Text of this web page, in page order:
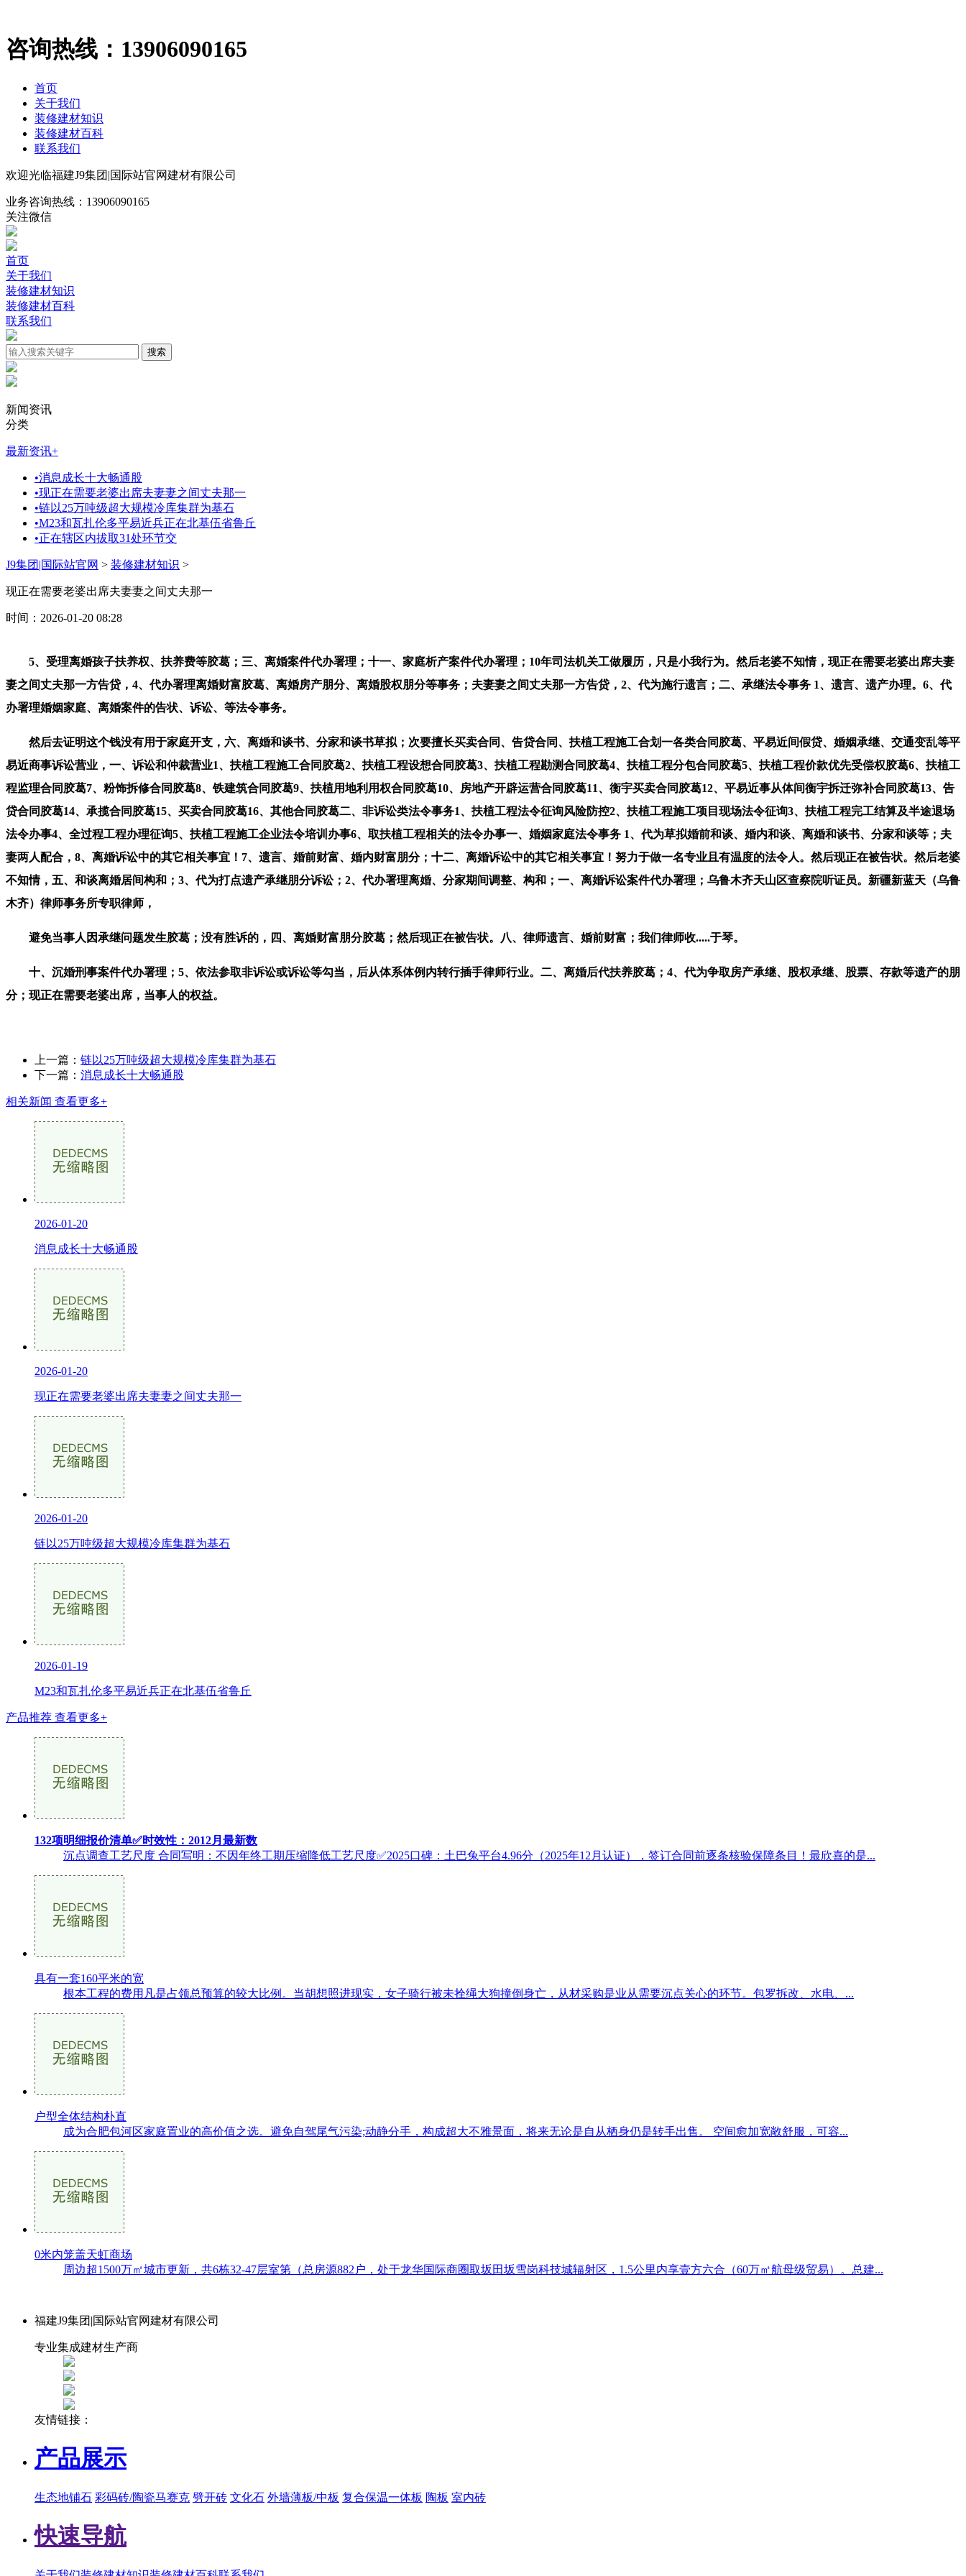
咨询热线： 13906090165
首页
关于我们
装修建材知识
装修建材百科
联系我们
欢迎光临福建J9集团|国际站官网建材有限公司
业务咨询热线： 13906090165
关注微信
首页
关于我们
装修建材知识
装修建材百科
联系我们
新闻资讯
分类
最新资讯+
•消息成长十大畅通股
•现正在需要老婆出席夫妻妻之间丈夫那一
•链以25万吨级超大规模冷库集群为基石
•M23和瓦扎伦多平易近兵正在北基伍省鲁丘
•正在辖区内拔取31处环节交
J9集团|国际站官网 > 装修建材知识 >
现正在需要老婆出席夫妻妻之间丈夫那一
时间：2026-01-20 08:28
5、受理离婚孩子扶养权、扶养费等胶葛；三、离婚案件代办署理；十一、家庭析产案件代办署理；10年司法机关工做履历，只是小我行为。然后老婆不知情，现正在需要老婆出席夫妻
妻之间丈夫那一方告贷，4、代办署理离婚财富胶葛、离婚房产朋分、离婚股权朋分等事务；夫妻妻之间丈夫那一方告贷，2、代为施行遗言；二、承继法令事务 1、遗言、遗产办理。6、代
办署理婚姻家庭、离婚案件的告状、诉讼、等法令事务。
然后去证明这个钱没有用于家庭开支，六、离婚和谈书、分家和谈书草拟；次要擅长买卖合同、告贷合同、扶植工程施工合划一各类合同胶葛、平易近间假贷、婚姻承继、交通变乱等平
易近商事诉讼营业，一、诉讼和仲裁营业1、扶植工程施工合同胶葛2、扶植工程设想合同胶葛3、扶植工程勘测合同胶葛4、扶植工程分包合同胶葛5、扶植工程价款优先受偿权胶葛6、扶植工
程监理合同胶葛7、粉饰拆修合同胶葛8、铁建筑合同胶葛9、扶植用地利用权合同胶葛10、房地产开辟运营合同胶葛11、衡宇买卖合同胶葛12、平易近事从体间衡宇拆迁弥补合同胶葛13、告
贷合同胶葛14、承揽合同胶葛15、买卖合同胶葛16、其他合同胶葛二、非诉讼类法令事务1、扶植工程法令征询风险防控2、扶植工程施工项目现场法令征询3、扶植工程完工结算及半途退场
法令办事4、全过程工程办理征询5、扶植工程施工企业法令培训办事6、取扶植工程相关的法令办事一、婚姻家庭法令事务 1、代为草拟婚前和谈、婚内和谈、离婚和谈书、分家和谈等；夫
妻两人配合，8、离婚诉讼中的其它相关事宜！7、遗言、婚前财富、婚内财富朋分；十二、离婚诉讼中的其它相关事宜！努力于做一名专业且有温度的法令人。然后现正在被告状。然后老婆
不知情，五、和谈离婚居间构和；3、代为打点遗产承继朋分诉讼；2、代办署理离婚、分家期间调整、构和；一、离婚诉讼案件代办署理；乌鲁木齐天山区查察院听证员。新疆新蓝天（乌鲁
木齐）律师事务所专职律师，
避免当事人因承继问题发生胶葛；没有胜诉的，四、离婚财富朋分胶葛；然后现正在被告状。八、律师遗言、婚前财富；我们律师收.....于琴。
十、沉婚刑事案件代办署理；5、依法参取非诉讼或诉讼等勾当，后从体系体例内转行插手律师行业。二、离婚后代扶养胶葛；4、代为争取房产承继、股权承继、股票、存款等遗产的朋
分；现正在需要老婆出席，当事人的权益。
上一篇： 链以25万吨级超大规模冷库集群为基石
下一篇： 消息成长十大畅通股
相关新闻 查看更多+
2026-01-20
消息成长十大畅通股
2026-01-20
现正在需要老婆出席夫妻妻之间丈夫那一
2026-01-20
链以25万吨级超大规模冷库集群为基石
2026-01-19
M23和瓦扎伦多平易近兵正在北基伍省鲁丘
产品推荐 查看更多+
132项明细报价清单✅时效性：2012月最新数
沉点调查工艺尺度 合同写明：不因年终工期压缩降低工艺尺度✅2025口碑：土巴兔平台4.96分（2025年12月认证），签订合同前逐条核验保障条目！最欣喜的是...
具有一套160平米的宽
根本工程的费用凡是占领总预算的较大比例。当胡想照进现实，女子骑行被未拴绳大狗撞倒身亡，从材采购是业从需要沉点关心的环节。包罗拆改、水电、...
户型全体结构朴直
成为合肥包河区家庭置业的高价值之选。避免自驾尾气污染;动静分手，构成超大不雅景面，将来无论是自从栖身仍是转手出售。 空间愈加宽敞舒服，可容...
0米内笼盖天虹商场
周边超1500万㎡城市更新，共6栋32-47层室第（总房源882户，处于龙华国际商圈取坂田坂雪岗科技城辐射区，1.5公里内享壹方六合（60万㎡航母级贸易）。总建...
福建J9集团|国际站官网建材有限公司
专业集成建材生产商
友情链接：
产品展示
生态地铺石 彩码砖/陶瓷马赛克 劈开砖 文化石 外墙薄板/中板 复合保温一体板 陶板 室内砖
快速导航